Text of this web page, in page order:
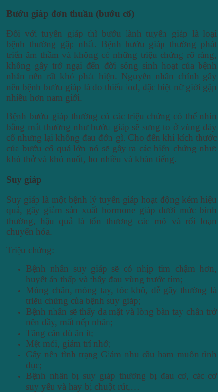
Bướu giáp đơn thuần (bướu cổ)
Đối với tuyến giáp thì bướu lành tuyến giáp là loại
bệnh thường gặp nhất. Bệnh bướu giáp thường phát
triển âm thầm và không có những triệu chứng rõ ràng,
không gây trở ngại đến đời sống sinh hoạt của bệnh
nhân nên rất khó phát hiện. Nguyên nhân chính gây
nên bệnh bướu giáp là do thiếu iod, đặc biệt nữ giới gặp
nhiều hơn nam giới.
Bệnh bướu giáp thường có các triệu chứng có thể nhìn
bằng mắt thường như bướu giáp sẽ sưng to ở vùng đáy
cổ nhưng lại không đau đớn gì. Cho đến khi kích thước
của bướu cổ quá lớn nó sẽ gây ra các biến chứng như:
khó thở và khó nuốt, ho nhiều và khàn tiếng.
Suy giáp
Suy giáp là một bệnh lý tuyến giáp hoạt động kém hiệu
quả, gây giảm sản xuất hormone giáp dưới mức bình
thường, hậu quả là tổn thương các mô và rối loạn
chuyển hóa.
Triệu chứng:
Bệnh nhân suy giáp sẽ có nhịp tim chậm hơn,
huyết áp thấp và thấy đau vùng trước tim;
Móng chân, móng tay, tóc khô, dễ gãy thường là
triệu chứng của bệnh suy giáp;
Bệnh nhân sẽ thấy da mặt và lòng bàn tay chân trở
nên dầy, mất nếp nhăn;
Tăng cân dù ăn ít;
Mệt mỏi, giảm trí nhớ;
Gây nên tình trạng Giảm nhu cầu ham muốn tình
dục;
Bệnh nhân bị suy giáp thường bị đau cơ, các cơ
suy yếu và hay bị chuột rút,…